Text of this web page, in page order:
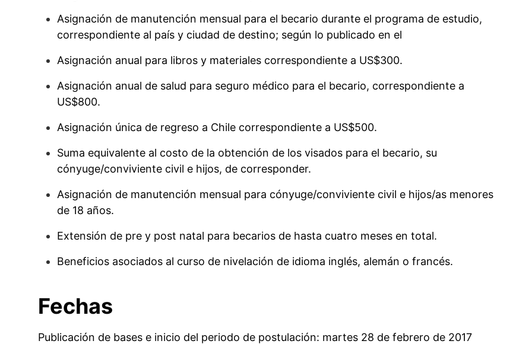
Asignación de manutención mensual para el becario durante el programa de estudio,
correspondiente al país y ciudad de destino; según lo publicado en el
Asignación anual para libros y materiales correspondiente a US$300.
Asignación anual de salud para seguro médico para el becario, correspondiente a
US$800.
Asignación única de regreso a Chile correspondiente a US$500.
Suma equivalente al costo de la obtención de los visados para el becario, su
cónyuge/conviviente civil e hijos, de corresponder.
Asignación de manutención mensual para cónyuge/conviviente civil e hijos/as menores
de 18 años.
Extensión de pre y post natal para becarios de hasta cuatro meses en total.
Beneficios asociados al curso de nivelación de idioma inglés, alemán o francés.
Fechas
Publicación de bases e inicio del periodo de postulación: martes 28 de febrero de 2017